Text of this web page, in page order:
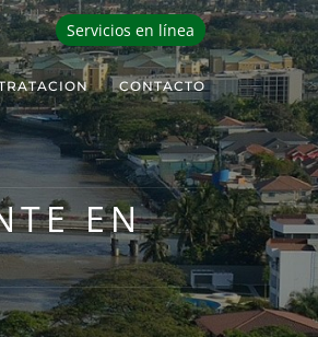
Servicios en línea
CONTACTO
EN